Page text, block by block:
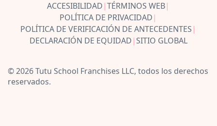
ACCESIBILIDAD |TÉRMINOS WEB|
POLÍTICA DE PRIVACIDAD |
POLÍTICA DE VERIFICACIÓN DE ANTECEDENTES |
DECLARACIÓN DE EQUIDAD |SITIO GLOBAL
© 2026 Tutu School Franchises LLC, todos los derechos
reservados.